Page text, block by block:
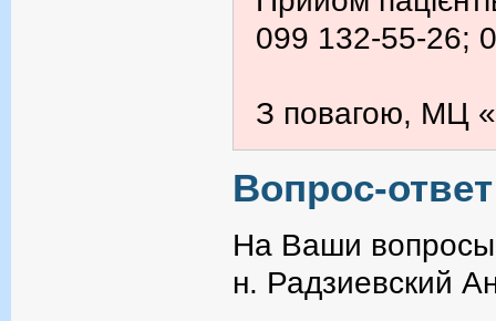
099 132-55-26;
З повагою, МЦ
Вопрос-
На Ваши вопросы
н. Радзиевский